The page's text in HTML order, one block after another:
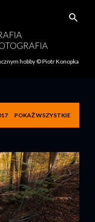
hobby © Piotr Konopka
POKAŻ WSZYSTKIE